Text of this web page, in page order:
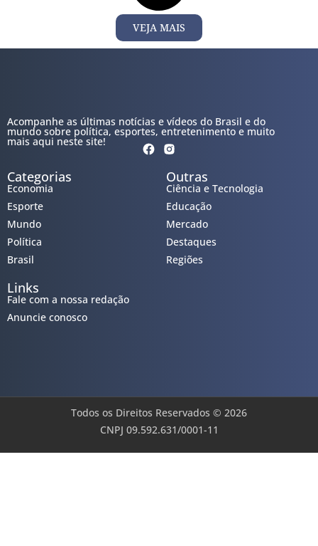
VEJA MAIS
Acompanhe as últimas notícias e vídeos do Brasil e do
mundo sobre política, esportes, entretenimento e muito
mais aqui neste site!
Categorias
Economia
Esporte
Mundo
Política
Brasil
Outras
Ciência e Tecnologia
Educação
Mercado
Destaques
Regiões
Links
Fale com a nossa redação
Anuncie conosco
Todos os Direitos Reservados © 2026
CNPJ 09.592.631/0001-11